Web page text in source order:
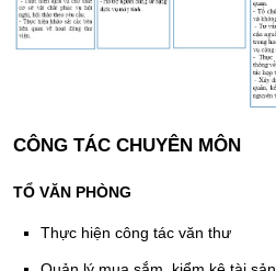
CÔNG TÁC CHUYÊN MÔN
TỔ VĂN PHÒNG
Thực hiện công tác văn thư